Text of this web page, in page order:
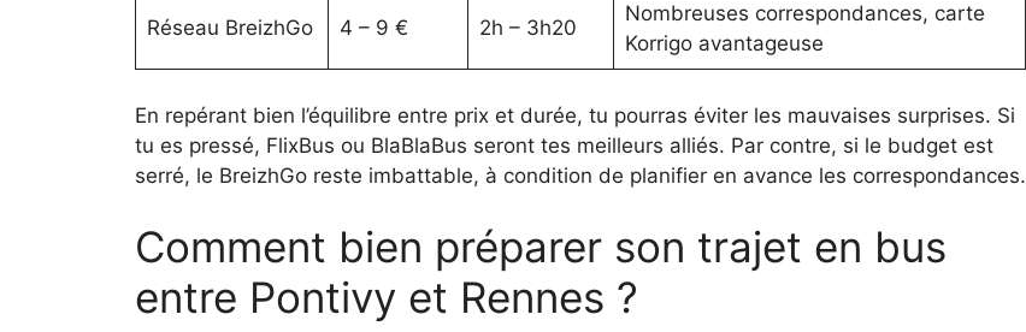
Réseau BreizhGo 4 – 9 € 2h – 3h20
Nombreuses correspondances, carte
Korrigo avantageuse
En repérant bien l’équilibre entre prix et durée, tu pourras éviter les mauvaises surprises. Si
tu es pressé, FlixBus ou BlaBlaBus seront tes meilleurs alliés. Par contre, si le budget est
serré, le BreizhGo reste imbattable, à condition de planifier en avance les correspondances.
Comment bien préparer son trajet en bus
entre Pontivy et Rennes ?